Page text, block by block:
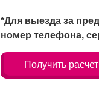
*Для выезда за
номер телефона,
Получить расчет